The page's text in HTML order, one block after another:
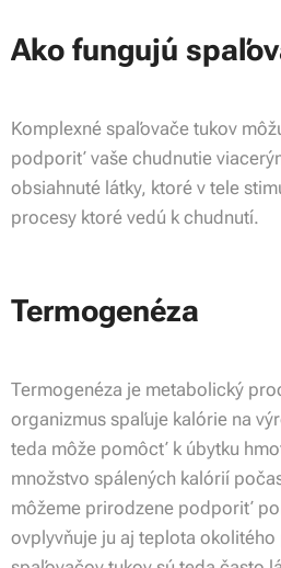
Ako fungujú
Komplexné spaľovače tukov
podporiť vaše chudnutie
obsiahnuté látky, ktoré v tele
procesy ktoré vedú k chudnutí.
Termogenéza
Termogenéza je metabolický
organizmus spaľuje kalórie na
teda môže pomôcť k úbytku
množstvo spálených kalórií
môžeme prirodzene podporiť
ovplyvňuje ju aj teplota